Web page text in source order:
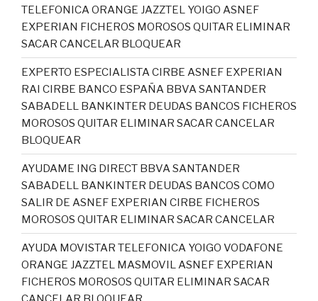
TELEFONICA ORANGE JAZZTEL YOIGO ASNEF
EXPERIAN FICHEROS MOROSOS QUITAR ELIMINAR
SACAR CANCELAR BLOQUEAR
EXPERTO ESPECIALISTA CIRBE ASNEF EXPERIAN
RAI CIRBE BANCO ESPAÑA BBVA SANTANDER
SABADELL BANKINTER DEUDAS BANCOS FICHEROS
MOROSOS QUITAR ELIMINAR SACAR CANCELAR
BLOQUEAR
AYUDAME ING DIRECT BBVA SANTANDER
SABADELL BANKINTER DEUDAS BANCOS COMO
SALIR DE ASNEF EXPERIAN CIRBE FICHEROS
MOROSOS QUITAR ELIMINAR SACAR CANCELAR
AYUDA MOVISTAR TELEFONICA YOIGO VODAFONE
ORANGE JAZZTEL MASMOVIL ASNEF EXPERIAN
FICHEROS MOROSOS QUITAR ELIMINAR SACAR